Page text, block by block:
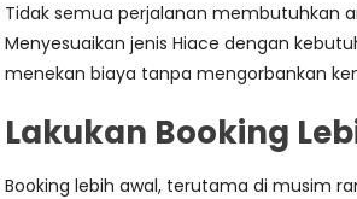
Tidak semua perjalanan membutuhkan
Menyesuaikan jenis Hiace dengan
menekan biaya tanpa mengorbankan
Lakukan Booking
Booking lebih awal, terutama di musim